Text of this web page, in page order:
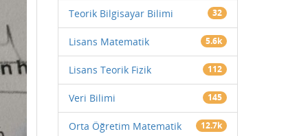
Teorik Bilgisayar Bilimi 32
Lisans Matematik 5.6k
Lisans Teorik Fizik 112
Veri Bilimi 145
Orta Öğretim Matematik 12.7k